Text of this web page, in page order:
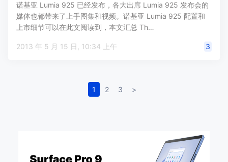
诺基亚 Lumia 925 已经发布，各大出席 Lumia 925 发布会的
媒体也都带来了上手图集和视频。诺基亚 Lumia 925 配置和
上市细节可以在此文阅读到，本文汇总 Th…
2013 年 5 月 15 日, 10:34 上午 3
1 2 3 >